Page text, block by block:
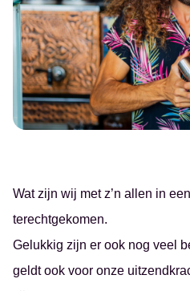
Groningen
Assen
Emmen
Hoogezand
Leeuwarden
Horeca
Wat zijn wij met z’n allen in
terechtgekomen.
Gelukkig zijn er ook nog veel
geldt ook voor onze